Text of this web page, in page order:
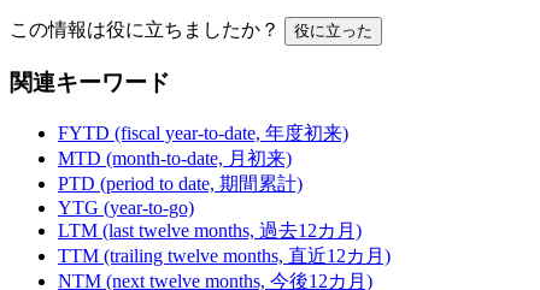
この情報は役に立ちましたか？ 役に立った
関連キーワード
FYTD (fiscal year-to-date, 年度初来)
MTD (month-to-date, 月初来)
PTD (period to date, 期間累計)
YTG (year-to-go)
LTM (last twelve months, 過去12カ月)
TTM (trailing twelve months, 直近12カ月)
NTM (next twelve months, 今後12カ月)